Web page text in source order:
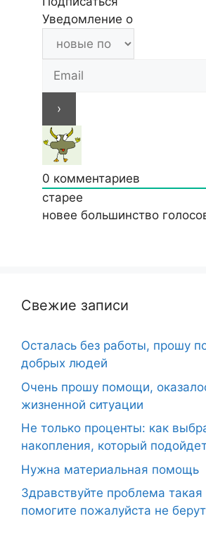
Уведомление о
0 комментариев
старее
новее большинство
Свежие записи
Осталась без работы, прошу
добрых людей
Очень прошу помощи,
жизненной ситуации
Не только проценты: как
накопления, который
Нужна материальная помощь
Здравствуйте проблема
помогите пожалуйста не